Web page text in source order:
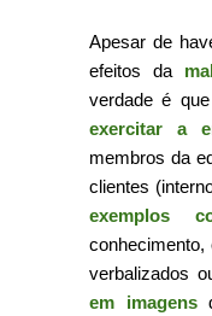
Apesar de
efeitos da
verdade é
exercitar a
membros da
clientes
exemplos
verbalizados
em imagens